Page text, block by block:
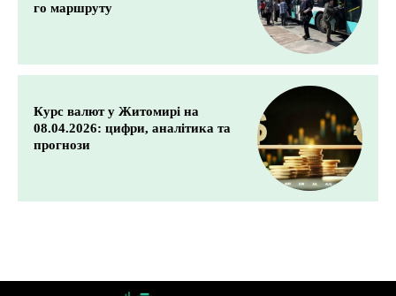
го маршруту
Курс валют у Житомирі на
08.04.2026: цифри, аналітика та
прогнози